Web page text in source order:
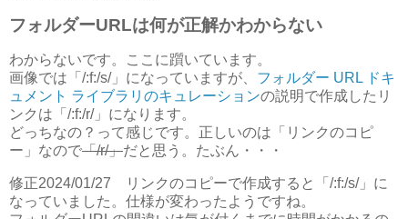
フォルダーURLは何が正解かわからない
わからないです。ここに躓いています。
画像では「/:f:/s/」になっていますが、 フォルダー URL ドキ
ュメント ライブラリのキュレーションの説明で作成したリ
ンクは「/:f:/r/」になります。
どっちなの？って感じです。正しいのは「リンクのコピ
ー」なので「/r/」だと思う。たぶん・・・
修正2024/01/27 リンクのコピーで作成すると「/:f:/s/」に
なっていました。仕様が変わったようですね。